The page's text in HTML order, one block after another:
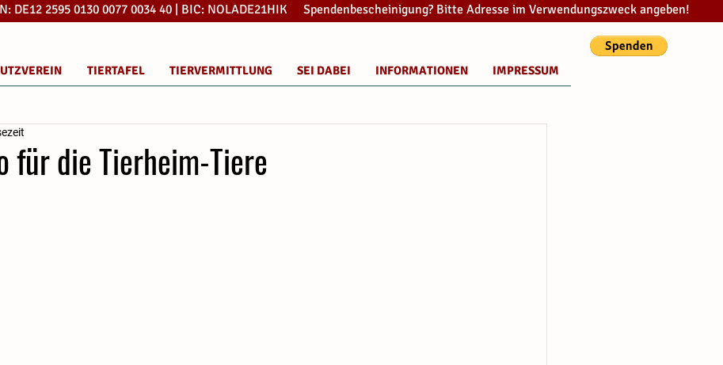
DE12 2595 0130 0077 0034 40 | BIC: NOLADE21HIK Spendenbescheinigung? Bitte Adresse im Verwendungszweck angeben!
TIERTAFEL TIERVERMITTLUNG SEI DABEI INFORMATIONEN IMPRESSUM
für die Tierheim-Tiere